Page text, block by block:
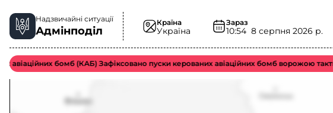
Надзвичайні ситуації
Адмінподіл
Країна
Україна
Зараз
10:54 8 серпня 2026 р.
бомб (КАБ) Зафіксовано пуски керованих авіаційних бомб ворожою